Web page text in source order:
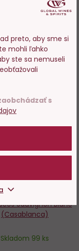
+
DO KOŠÍKA
Sauvignon Blanc
(Casablanca)
Skladom 99 ks
preto, aby sme si
mohli ľahko
ste sa nemuseli
s
s
18